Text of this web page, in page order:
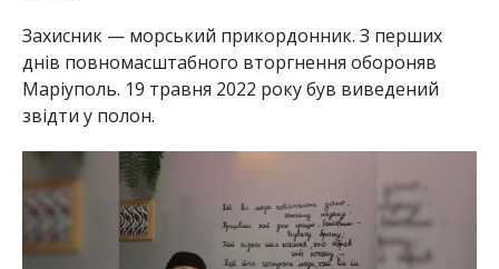
Захисник — морський прикордонник. З перших
днів повномасштабного вторгнення обороняв
Маріуполь. 19 травня 2022 року був виведений
звідти у полон.